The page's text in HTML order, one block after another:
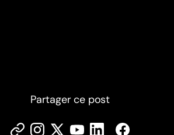
Partager ce post